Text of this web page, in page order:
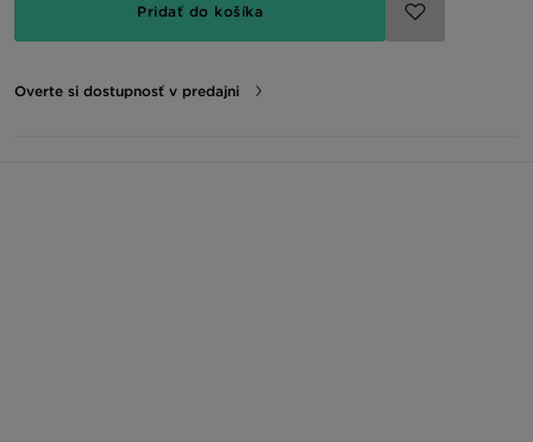
Pridať do košíka
Overte si dostupnosť v predajni